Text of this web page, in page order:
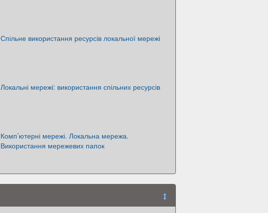
Спільне використання ресурсів локальної мережі
Локальні мережі: використання спільних ресурсів
Комп’ютерні мережі. Локальна мережа.
Використання мережевих папок